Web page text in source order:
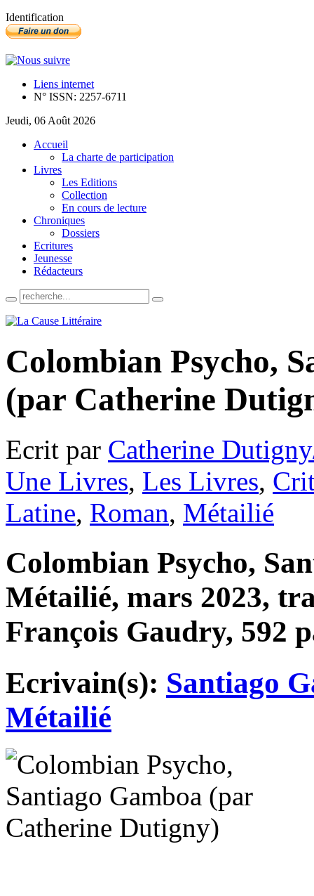
Identification
Liens internet
N° ISSN: 2257-6711
Jeudi, 06 Août 2026
Accueil
La charte de participation
Livres
Les Editions
Collection
En cours de lecture
Chroniques
Dossiers
Ecritures
Jeunesse
Rédacteurs
Colombian Psycho,
(par Catherine
Ecrit par Catherine
Une Livres, Les Livres,
Latine, Roman, Métailié
Colombian Psycho,
Métailié, mars 2023,
François Gaudry, 592
Ecrivain(s): Santiago
Métailié